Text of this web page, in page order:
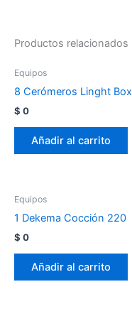
Productos relacionados
Equipos
8 Cerómeros Linght Box
$ 0
Añadir al carrito
Equipos
1 Dekema Cocción 220
$ 0
Añadir al carrito